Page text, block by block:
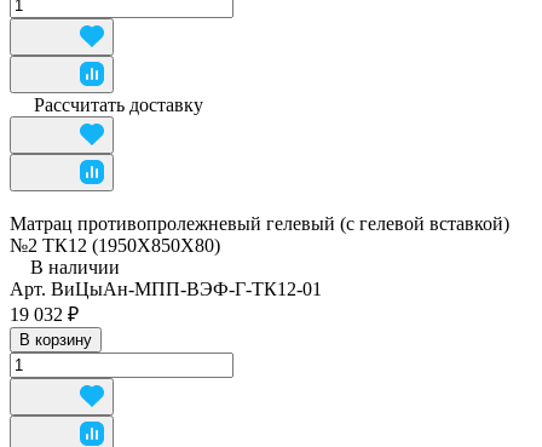
Рассчитать доставку
Матрац противопролежневый гелевый (с гелевой вставкой)
№2 ТК12 (1950Х850Х80)
В наличии
Арт. ВиЦыАн-МПП-ВЭФ-Г-ТК12-01
19 032 ₽
В корзину